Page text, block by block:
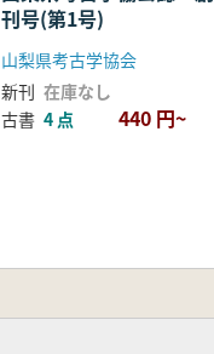
刊号(第1号)
山梨県考古学協会
新刊 在庫なし
古書 4 点 440 円~